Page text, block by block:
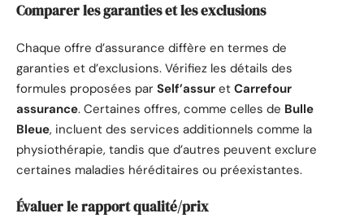
Comparer les garanties et les exclusions
Chaque offre d’assurance diffère en termes de
garanties et d’exclusions. Vérifiez les détails des
formules proposées par Self’assur et Carrefour
assurance. Certaines offres, comme celles de Bulle
Bleue, incluent des services additionnels comme la
physiothérapie, tandis que d’autres peuvent exclure
certaines maladies héréditaires ou préexistantes.
Évaluer le rapport qualité/prix